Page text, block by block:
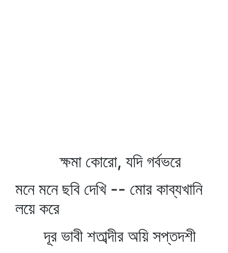
ক্ষমা কোরো, যদি গর্বভরে
মনে মনে ছবি দেখি -- মোর কাব্যখানি
লয়ে করে
দূর ভাবী শতাব্দীর অয়ি সপ্তদশী